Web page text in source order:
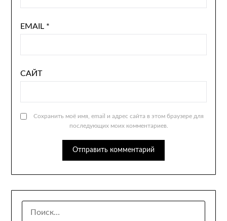
EMAIL *
САЙТ
Сохранить моё имя, email и адрес сайта в этом браузере для
последующих моих комментариев.